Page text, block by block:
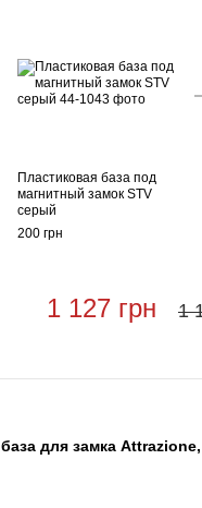
Пластиковая база под
магнитный замок STV
серый
200 грн
1 127 грн 1
база для замка Attrazione,